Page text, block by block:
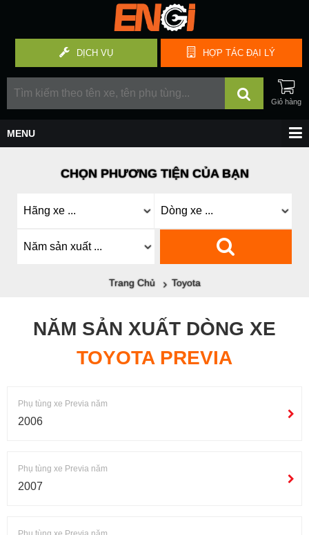
HỢP TÁC ĐẠI LÝ
DỊCH VỤ
CHỌN PHƯƠNG TIỆN CỦA BẠN
Trang Chủ Toyota
NĂM SẢN XUẤT DÒNG XE
TOYOTA PREVIA
Phụ tùng xe Previa năm
2006
Phụ tùng xe Previa năm
2007